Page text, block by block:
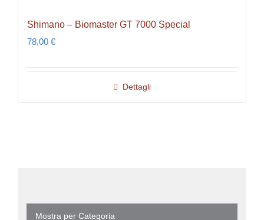
Shimano – Biomaster GT 7000 Special
78,00 €
Dettagli
Mostra per Categoria